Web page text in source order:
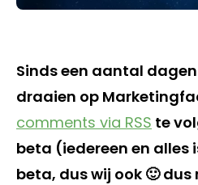
Sinds een aantal
draaien op
comments via RSS te
beta (iedereen en alles
beta, dus wij ook 🙂